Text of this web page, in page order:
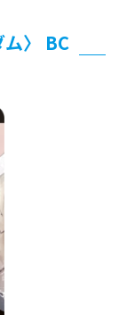
〉 BC